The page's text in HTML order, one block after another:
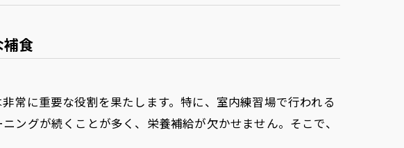
食
常に重要な役割を果たします。特に、室内練習場で行われる
ングが続くことが多く、栄養補給が欠かせません。そこで、